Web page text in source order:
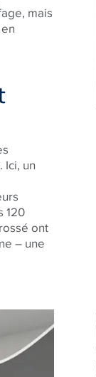
mais
un
120
ont
– une